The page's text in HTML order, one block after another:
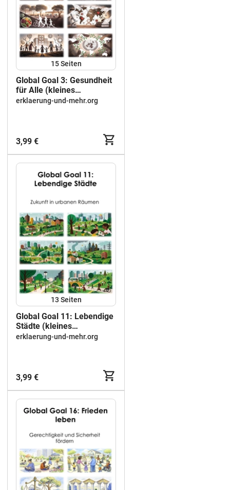
15Seiten
Global Goal 3: Gesundheit
für Alle (kleines
Materialpaket)
erklaerung-und-mehr.org
3,99 €
13 Seiten
Global Goal 11: Lebendige
Städte (kleines
Materialpaket)
erklaerung-und-mehr.org
3,99 €